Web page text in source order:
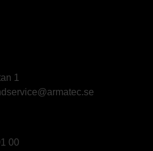
1
00